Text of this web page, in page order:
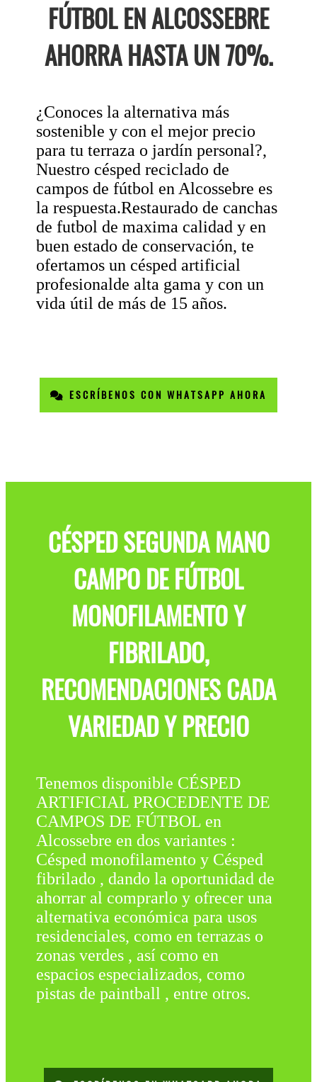
FÚTBOL EN ALCOSSEBRE
AHORRA HASTA UN 70%.
¿Conoces la alternativa más
sostenible y con el mejor precio
para tu terraza o jardín personal?,
Nuestro césped reciclado de
campos de fútbol en Alcossebre es
la respuesta.Restaurado de canchas
de futbol de maxima calidad y en
buen estado de conservación, te
ofertamos un césped artificial
profesionalde alta gama y con un
vida útil de más de 15 años.
ESCRÍBENOS CON WHATSAPP AHORA
CÉSPED SEGUNDA MANO
CAMPO DE FÚTBOL
MONOFILAMENTO Y
FIBRILADO,
RECOMENDACIONES CADA
VARIEDAD Y PRECIO
Tenemos disponible CÉSPED
ARTIFICIAL PROCEDENTE DE
CAMPOS DE FÚTBOL en
Alcossebre en dos variantes :
Césped monofilamento y Césped
fibrilado , dando la oportunidad de
ahorrar al comprarlo y ofrecer una
alternativa económica para usos
residenciales, como en terrazas o
zonas verdes , así como en
espacios especializados, como
pistas de paintball , entre otros.